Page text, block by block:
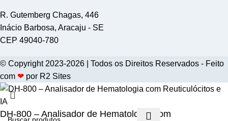
R. Gutemberg Chagas, 446
Inácio Barbosa, Aracaju - SE
CEP 49040-780
© Copyright 2023-2026 | Todos os Direitos Reservados - Feito
com ❤ por R2 Sites
DH-800 – Analisador de Hematologia com